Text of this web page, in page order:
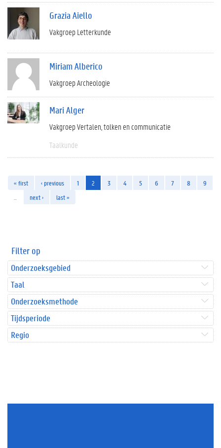
Grazia Aiello
Vakgroep Letterkunde
Miriam Alberico
Vakgroep Archeologie
Mari Alger
Vakgroep Vertalen, tolken en communicatie
Taalkunde
« first ‹ previous 1 2 3 4 5 6 7 8
9
next › last »
Filter op
Onderzoeksgebied
Taal
Onderzoeksmethode
Tijdsperiode
Regio